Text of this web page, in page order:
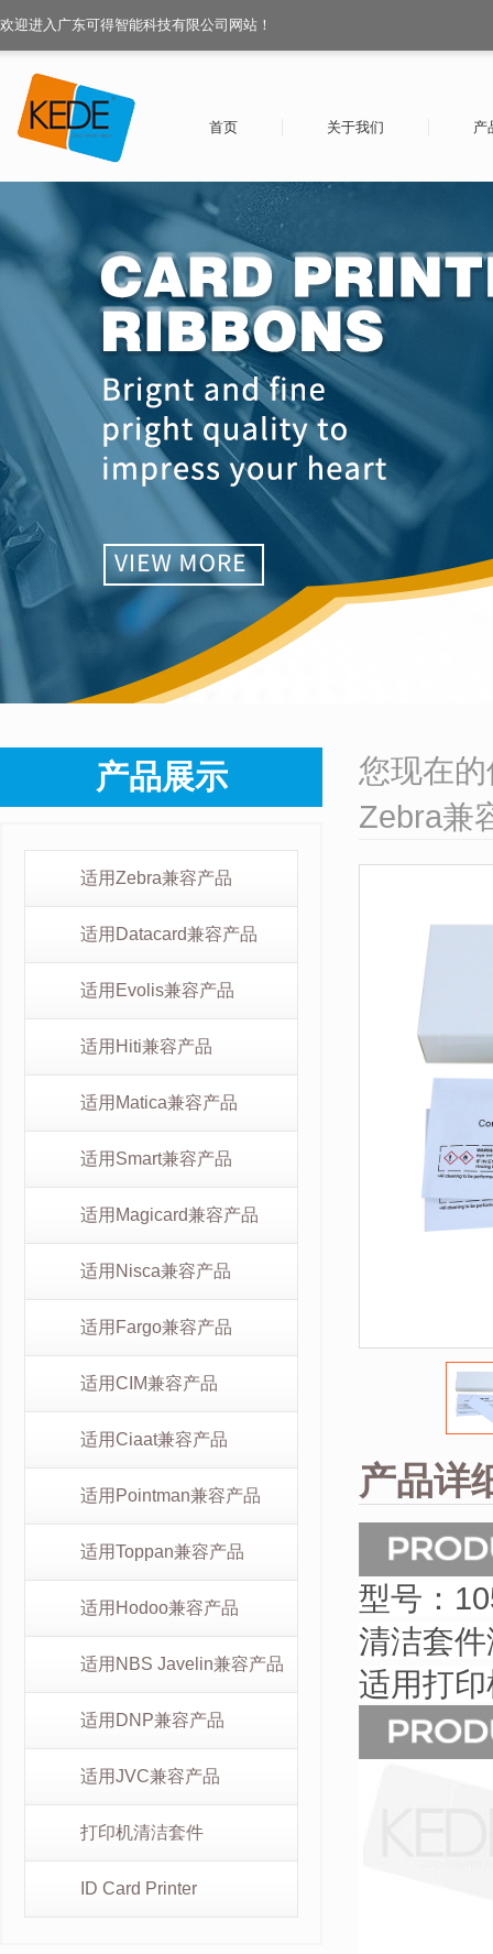
欢迎进入广东可得智能科技有限公司网站！
首页 关于我们 产
产品展示
适用Zebra兼容产品
适用Datacard兼容产品
适用Evolis兼容产品
适用Hiti兼容产品
适用Matica兼容产品
适用Smart兼容产品
适用Magicard兼容产品
适用Nisca兼容产品
适用Fargo兼容产品
适用CIM兼容产品
适用Ciaat兼容产品
适用Pointman兼容产品
适用Toppan兼容产品
适用Hodoo兼容产品
适用NBS Javelin兼容产品
适用DNP兼容产品
适用JVC兼容产品
打印机清洁套件
ID Card Printer
您现在
Zebra兼
产品详
型号：
清洁套
适用打